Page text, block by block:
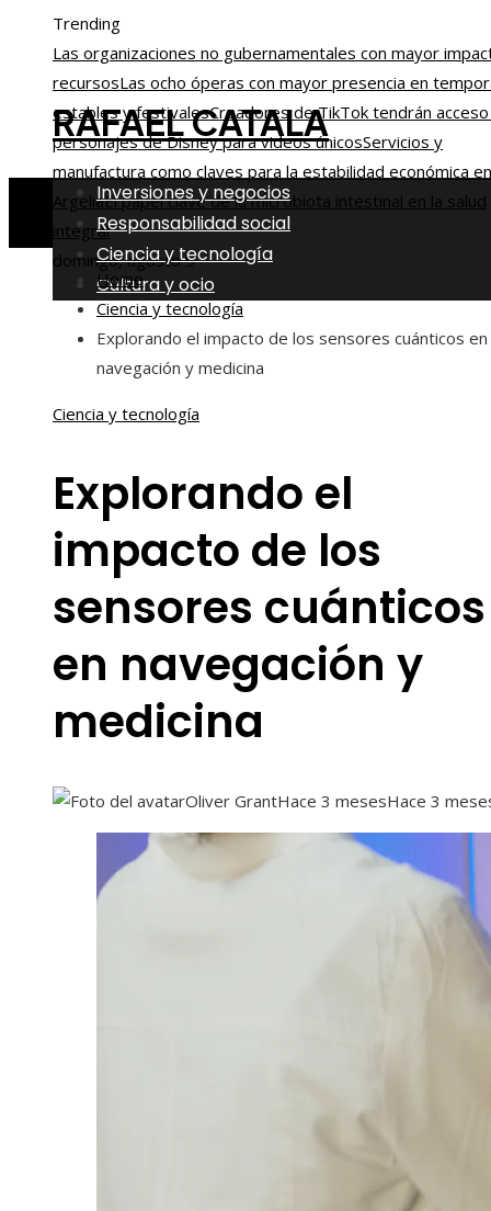
Trending
Las organizaciones no gubernamentales con mayor
recursosLas ocho óperas con mayor presencia en
estables y festivalesCreadores de TikTok tendrán
personajes de Disney para videos únicosServicios y
manufactura como claves para la estabilidad económica en
ArgeliaEl papel clave de la microbiota intestinal en la salud
integral
domingo, agosto 9
RAFAEL CATALA
Inversiones y negocios
Responsabilidad social
Ciencia y tecnología
Cultura y ocio
Home
Ciencia y tecnología
Explorando el impacto de los sensores cuánticos en
navegación y medicina
Ciencia y tecnología
Explorando el
impacto de los
sensores cuánticos
en navegación y
medicina
Oliver GrantHace 3 mesesHace 3